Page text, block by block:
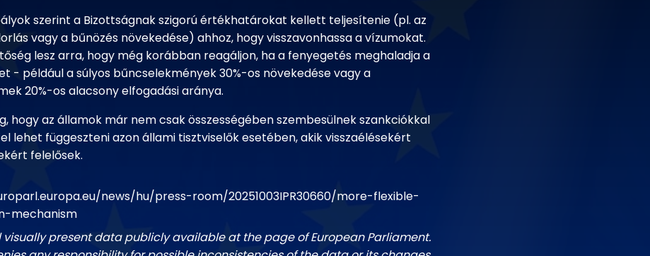
szerint a Bizottságnak szigorú értékhatárokat kellett teljesítenie (pl. az
vagy a bűnözés növekedése) ahhoz, hogy visszavonhassa a vízumokat.
lesz arra, hogy még korábban reagáljon, ha a fenyegetés meghaladja a
- például a súlyos bűncselekmények 30%-os növekedése vagy a
20%-os alacsony elfogadási aránya.
hogy az államok már nem csak összességében szembesülnek szankciókkal
lehet függeszteni azon állami tisztviselők esetében, akik visszaélésekért
felelősek.
news/hu/press-room/20251003IPR30660/more-flexible-
mechanism
visually present data publicly available at the page of European Parliament.